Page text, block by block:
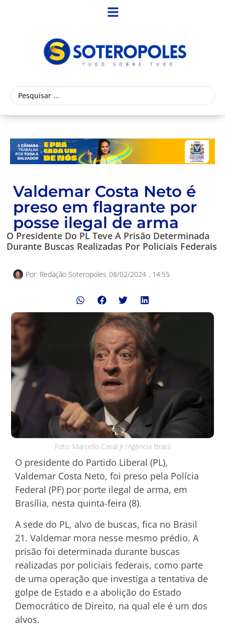
Valdemar Costa Neto é
preso em flagrante por
posse ilegal de arma
O Presidente Do PL Teve A Prisão Determinada
Durante Buscas Realizadas Por Policiais Federais
Por: Redação Soteropoles 08/02/2024 , 14:55
Foto: Marcello Casal Jr./Agência Brasil
O presidente do Partido Liberal (PL),
Valdemar Costa Neto, foi preso pela Polícia
Federal (PF) por porte ilegal de arma, em
Brasília, nesta quinta-feira (8).
A sede do PL, alvo de buscas, fica no Brasil
21. Valdemar mora nesse mesmo prédio. A
prisão foi determinada durante buscas
realizadas por policiais federais, como parte
de uma operação que investiga a tentativa de
golpe de Estado e a abolição do Estado
Democrático de Direito, na qual ele é um dos
alvos.